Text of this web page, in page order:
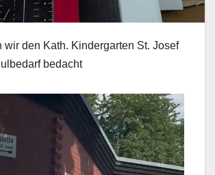
wir den Kath. Kindergarten St. Josef
bedacht